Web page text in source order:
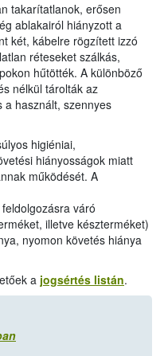
takarítatlanok, erősen
ablakairól hiányzott a
két, kábelre rögzített izzó
réteseket szálkás,
hűtötték. A különböző
nélkül tárolták az
a használt, szennyes
higiéniai,
hiányosságok miatt
működését. A
váró
illetve készterméket)
nyomon követés hiánya
a jogsértés listán.